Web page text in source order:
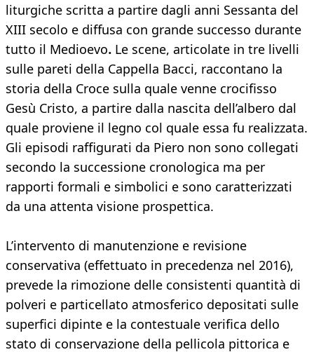
liturgiche scritta a partire dagli anni Sessanta del
XIII secolo e diffusa con grande successo durante
tutto il Medioevo. Le scene, articolate in tre livelli
sulle pareti della Cappella Bacci, raccontano la
storia della Croce sulla quale venne crocifisso
Gesù Cristo, a partire dalla nascita dell’albero dal
quale proviene il legno col quale essa fu realizzata.
Gli episodi raffigurati da Piero non sono collegati
secondo la successione cronologica ma per
rapporti formali e simbolici e sono caratterizzati
da una attenta visione prospettica.
L’intervento di manutenzione e revisione
conservativa (effettuato in precedenza nel 2016),
prevede la rimozione delle consistenti quantità di
polveri e particellato atmosferico depositati sulle
superfici dipinte e la contestuale verifica dello
stato di conservazione della pellicola pittorica e